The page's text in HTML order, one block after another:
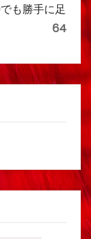
も勝手に足
64